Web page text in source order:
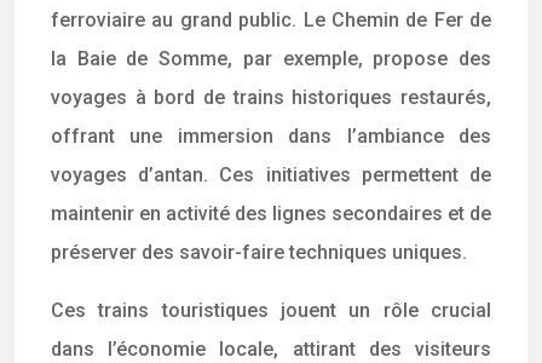
ferroviaire au grand public. Le Chemin de Fer de
la Baie de Somme, par exemple, propose des
voyages à bord de trains historiques restaurés,
offrant une immersion dans l’ambiance des
voyages d’antan. Ces initiatives permettent de
maintenir en activité des lignes secondaires et de
préserver des savoir-faire techniques uniques.
Ces trains touristiques jouent un rôle crucial
dans l’économie locale, attirant des visiteurs